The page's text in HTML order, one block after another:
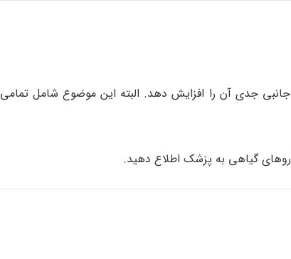
جدی آن را افزایش دهد. البته این موضوع شامل تمامی
گیاهی به پزشک اطلاع دهید.